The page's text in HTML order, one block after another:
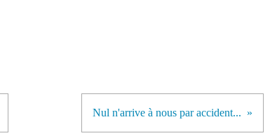
Nul n'arrive à nous par accident...